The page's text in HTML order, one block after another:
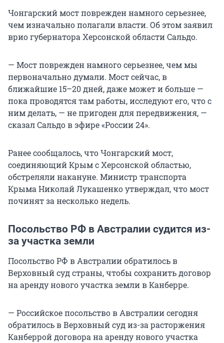
Чонгарский мост поврежден намного серьезнее,
чем изначально полагали власти. Об этом заявил
врио губернатора Херсонской области Сальдо.
— Мост поврежден намного серьезнее, чем мы
первоначально думали. Мост сейчас, в
ближайшие 15–20 дней, даже может и больше —
пока проводятся там работы, исследуют его, что с
ним делать, — не пригоден для передвижения, —
сказал Сальдо в эфире «России 24».
Ранее сообщалось, что Чонгарский мост,
соединяющий Крым с Херсонской областью,
обстреляли накануне. Министр транспорта
Крыма Николай Лукашенко утверждал, что мост
починят за несколько недель.
Посольство РФ в Австралии судится из-
за участка земли
Посольство РФ в Австралии обратилось в
Верховный суд страны, чтобы сохранить договор
на аренду нового участка земли в Канберре.
— Российское посольство в Австралии сегодня
обратилось в Верховный суд из-за расторжения
Канберрой договора на аренду нового участка